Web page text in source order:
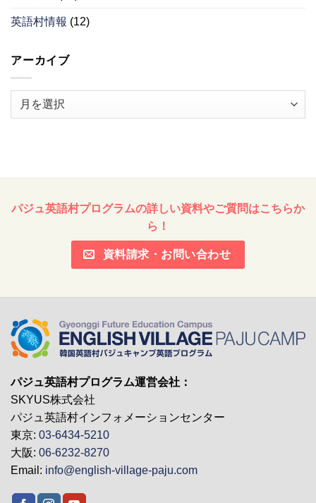
英語村情報 (12)
アーカイブ
パジュ英語村プログラムの詳しい資料やご質問はこちらか
ら！
資料請求・お問い合わせ
パジュ英語村プログラム運営会社：
SKYUS株式会社
パジュ英語村インフォメーションセンター
東京: 03-6434-5210
大阪: 06-6232-8270
Email: info@english-village-paju.com